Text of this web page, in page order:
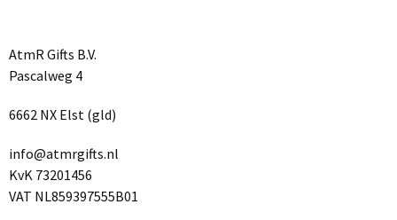
Fit & Vitaal pakketten
Speakers
Draadloze opladers
Powerbanks
Koptelefoons & oortjes
Strandhanddoeken
Kindercaps
Accessoires
Sjaals
Tetra pakken
Smoothies & sapflesjes
Glazen
Reistassen
Oordopjes
Koptelefoons & oortjes
Klokken & Horloges
Snoepblikken & potten
Zelfklevende memo's
Kubusblokken
Sticky notes
Groeipapier
Spellen overig
Festivalartikelen
Keycords & lanyards
Polsbandjes
Handdoeken
Zonnebescherming
Zonnebrand crème
Aftersun
AtmR Gifts B.V.
Pascalweg 4
6662 NX Elst (gld)
info@atmrgifts.nl
KvK 73201456
VAT NL859397555B01